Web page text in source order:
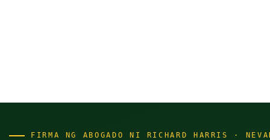
FIRMA NG ABOGADO NI RICHARD HARRIS ·